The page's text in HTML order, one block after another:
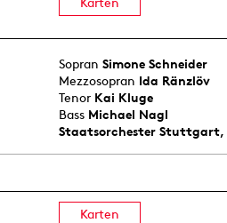
Sopran Simone Schneider
Mezzosopran Ida Ränzlöv
Tenor Kai Kluge
Bass Michael Nagl
Staatsorchester Stuttgart,
Karten